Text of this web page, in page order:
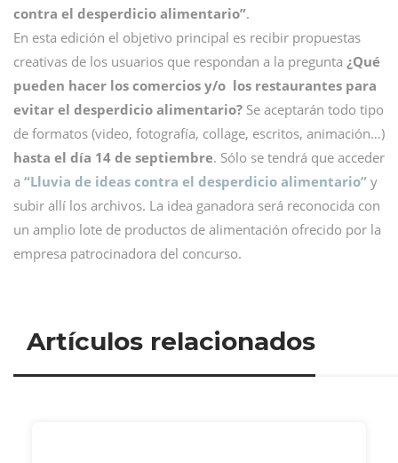
contra el desperdicio alimentario”.
En esta edición el objetivo principal es recibir propuestas
creativas de los usuarios que respondan a la pregunta ¿Qué
pueden hacer los comercios y/o los restaurantes para
evitar el desperdicio alimentario? Se aceptarán todo tipo
de formatos (video, fotografía, collage, escritos, animación…)
hasta el día 14 de septiembre. Sólo se tendrá que acceder
a “Lluvia de ideas contra el desperdicio alimentario” y
subir allí los archivos. La idea ganadora será reconocida con
un amplio lote de productos de alimentación ofrecido por la
empresa patrocinadora del concurso.
Artículos relacionados